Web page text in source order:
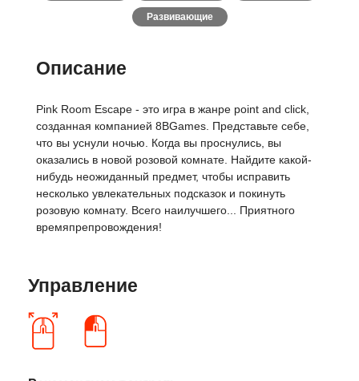
Развивающие
Описание
Pink Room Escape - это игра в жанре point and click,
созданная компанией 8BGames. Представьте себе,
что вы уснули ночью. Когда вы проснулись, вы
оказались в новой розовой комнате. Найдите какой-
нибудь неожиданный предмет, чтобы исправить
несколько увлекательных подсказок и покинуть
розовую комнату. Всего наилучшего... Приятного
времяпрепровождения!
Управление